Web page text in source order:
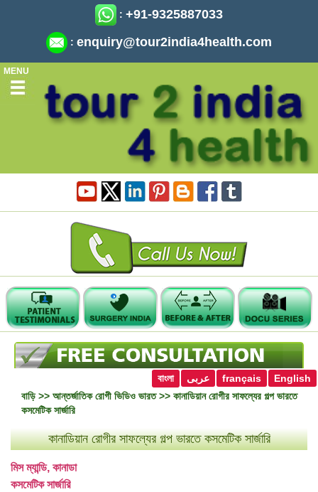
: +91-9325887033
: enquiry@tour2india4health.com
MENU
English
français عربى
বাংলা
বাড়ি>> আন্তর্জাতিক রোগী ভিডিও ভারত>> কানাডিয়ান রোগীর সাফল্যের গল্প ভারতে
কসমেটিক সার্জারি
কানাডিয়ান রোগীর সাফল্যের গল্প ভারতে কসমেটিক সার্জারি
মিস ম্যান্ডি, কানাডা
কসমেটিক সার্জারি